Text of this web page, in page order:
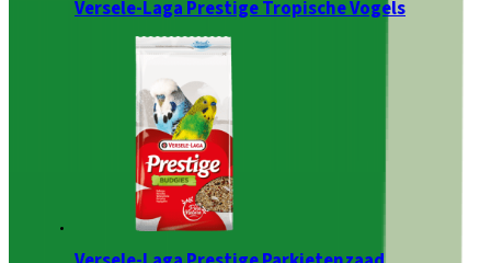
Versele-Laga Prestige Tropische Vogels